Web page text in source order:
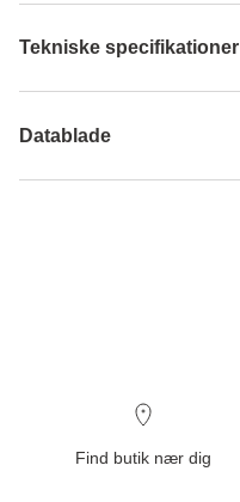
Tekniske specifikationer
Datablade
Find butik nær dig